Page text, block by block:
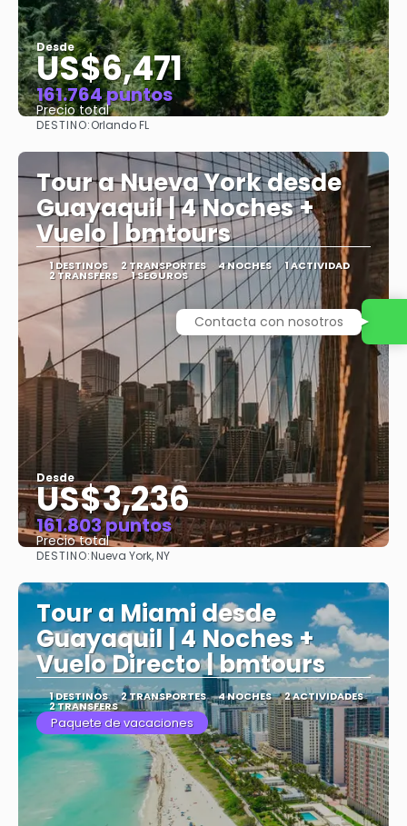
Desde
US$6,471
161.764 puntos
Precio total
DESTINO:Orlando FL
Tour a Nueva York desde
Guayaquil | 4 Noches +
Vuelo | bmtours
1 DESTINOS 2 TRANSPORTES 4 NOCHES 1 ACTIVIDAD
2 TRANSFERS 1 SEGUROS
Desde
US$3,236
161.803 puntos
Precio total
DESTINO:Nueva York, NY
Tour a Miami desde
Guayaquil | 4 Noches +
Vuelo Directo | bmtours
1 DESTINOS 2 TRANSPORTES 4 NOCHES 2 ACTIVIDADES
2 TRANSFERS
Paquete de vacaciones
Contacta con nosotros